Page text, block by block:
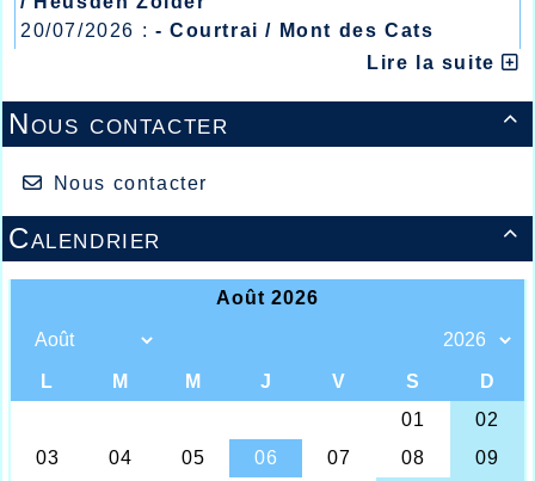
20/07/2026 : - Courtrai / Mont des Cats
- Lyon / Meeting Abeilles /Lire la suite

Nous contacter
Nous contacter

Calendrier
Une des très grosses organisations de
soirée sur le stade… Van De Veegaete de
l’imbroglio de la rénovation de la piste du
Stade Wancquet qui un jour devait démarrer,
un autre reporté, semant le trouble dans
l’organisation de cette épreuve Nationale
aujourd’hui toujours classée numéro 1 des